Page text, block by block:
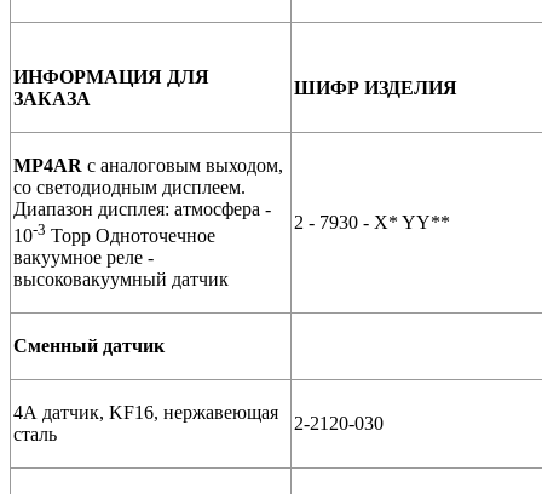
ИНФОРМАЦИЯ ДЛЯ
ЗАКАЗА
ШИФР ИЗДЕЛИЯ
MP4AR c аналоговым выходом,
со светодиодным дисплеем.
Диапазон дисплея: атмосфера -
10-3 Торр Одноточечное
вакуумное реле -
высоковакуумный датчик
2 - 7930 - X* YY**
Cменный датчик
4А датчик, KF16, нержавеющая
сталь
2-2120-030